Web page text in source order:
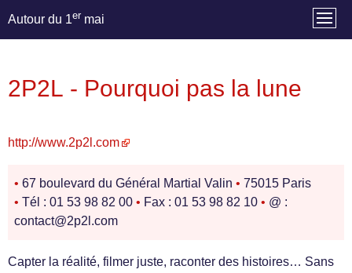
Autour du 1er mai
2P2L - Pourquoi pas la lune
http://www.2p2l.com
• 67 boulevard du Général Martial Valin • 75015 Paris
• Tél : 01 53 98 82 00 • Fax : 01 53 98 82 10 • @ :
contact@2p2l.com
Capter la réalité, filmer juste, raconter des histoires… Sans